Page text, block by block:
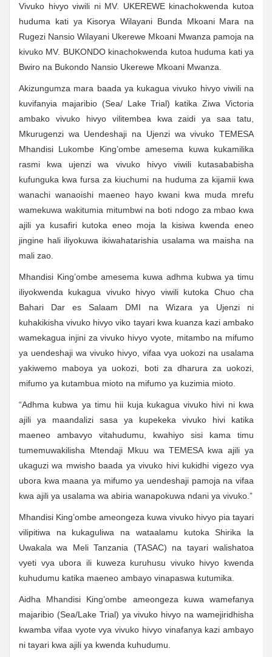
Vivuko hivyo viwili ni MV. UKEREWE kinachokwenda kutoa
huduma kati ya Kisorya Wilayani Bunda Mkoani Mara na
Rugezi Nansio Wilayani Ukerewe Mkoani Mwanza pamoja na
kivuko MV. BUKONDO kinachokwenda kutoa huduma kati ya
Bwiro na Bukondo Nansio Ukerewe Mkoani Mwanza.
Akizungumza mara baada ya kukagua vivuko hivyo viwili na
kuvifanyia majaribio (Sea/ Lake Trial) katika Ziwa Victoria
ambako vivuko hivyo vilitembea kwa zaidi ya saa tatu,
Mkurugenzi wa Uendeshaji na Ujenzi wa vivuko TEMESA
Mhandisi Lukombe King’ombe amesema kuwa kukamilika
rasmi kwa ujenzi wa vivuko hivyo viwili kutasababisha
kufunguka kwa fursa za kiuchumi na huduma za kijamii kwa
wanachi wanaoishi maeneo hayo kwani kwa muda mrefu
wamekuwa wakitumia mitumbwi na boti ndogo za mbao kwa
ajili ya kusafiri kutoka eneo moja la kisiwa kwenda eneo
jingine hali iliyokuwa ikiwahatarishia usalama wa maisha na
mali zao.
Mhandisi King’ombe amesema kuwa adhma kubwa ya timu
iliyokwenda kukagua vivuko hivyo viwili kutoka Chuo cha
Bahari Dar es Salaam DMI na Wizara ya Ujenzi ni
kuhakikisha vivuko hivyo viko tayari kwa kuanza kazi ambako
wamekagua injini za vivuko hivyo vyote, mitambo na mifumo
ya uendeshaji wa vivuko hivyo, vifaa vya uokozi na usalama
yakiwemo maboya ya uokozi, boti za dharura za uokozi,
mifumo ya kutambua mioto na mifumo ya kuzimia mioto.
“Adhma kubwa ya timu hii kuja kukagua vivuko hivi ni kwa
ajili ya maandalizi sasa ya kupekeka vivuko hivi katika
maeneo ambavyo vitahudumu, kwahiyo sisi kama timu
tumemuwakilisha Mtendaji Mkuu wa TEMESA kwa ajili ya
ukaguzi wa mwisho baada ya vivuko hivi kukidhi vigezo vya
ubora kwa maana ya mifumo ya uendeshaji pamoja na vifaa
kwa ajili ya usalama wa abiria wanapokuwa ndani ya vivuko.”
Mhandisi King’ombe ameongeza kuwa vivuko hivyo pia tayari
vilipitiwa na kukaguliwa na wataalamu kutoka Shirika la
Uwakala wa Meli Tanzania (TASAC) na tayari walishatoa
vyeti vya ubora ili kuweza kuruhusu vivuko hivyo kwenda
kuhudumu katika maeneo ambayo vinapaswa kutumika.
Aidha Mhandisi King’ombe ameongeza kuwa wamefanya
majaribio (Sea/Lake Trial) ya vivuko hivyo na wamejiridhisha
kwamba vifaa vyote vya vivuko hivyo vinafanya kazi ambayo
ni tayari kwa ajili ya kwenda kuhudumu.